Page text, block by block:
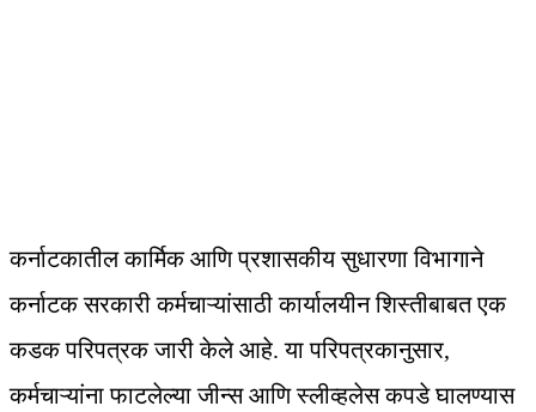
कर्नाटकातील कार्मिक आणि प्रशासकीय सुधारणा विभागाने
कर्नाटक सरकारी कर्मचाऱ्यांसाठी कार्यालयीन शिस्तीबाबत एक
कडक परिपत्रक जारी केले आहे. या परिपत्रकानुसार,
कर्मचाऱ्यांना फाटलेल्या जीन्स आणि स्लीव्हलेस कपडे घालण्यास